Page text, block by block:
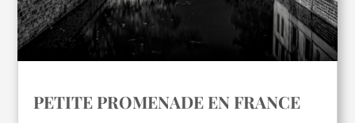
PETITE PROMENADE EN FRANCE